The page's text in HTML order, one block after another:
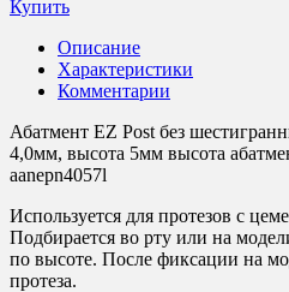
Купить
Описание
Характеристики
Комментарии
Абатмент EZ Post без
4,0мм, высота 5мм высота
aanepn4057l
Используется для протезов с
Подбирается во рту или на
по высоте. После фиксации на
протеза.